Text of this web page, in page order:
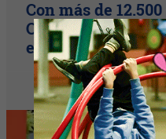
Con más de
Congreso
en Metropolitano)